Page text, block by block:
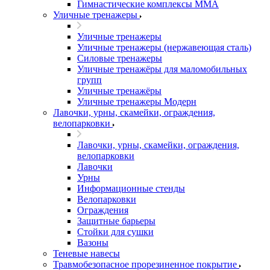
Гимнастические комплексы ММА
Уличные тренажеры
Уличные тренажеры
Уличные тренажеры (нержавеющая сталь)
Силовые тренажеры
Уличные тренажёры для маломобильных
групп
Уличные тренажёры
Уличные тренажеры Модерн
Лавочки, урны, скамейки, ограждения,
велопарковки
Лавочки, урны, скамейки, ограждения,
велопарковки
Лавочки
Урны
Информационные стенды
Велопарковки
Ограждения
Защитные барьеры
Стойки для сушки
Вазоны
Теневые навесы
Травмобезопасное прорезиненное покрытие